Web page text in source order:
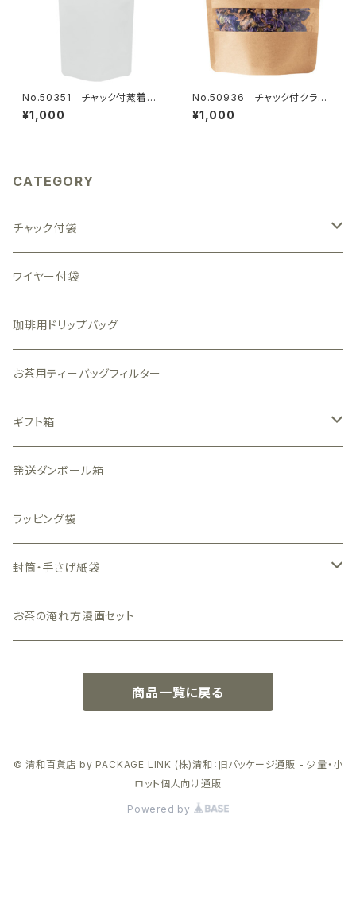
No.50351 チャック付蒸着ス
タンド袋 白 120×200mm 18
枚
¥1,000
No.50936 チャック付クラフ
トスタンド窓付 130×130mm
18枚
¥1,000
CATEGORY
チャック付袋
透明（中身が見える）袋
全面透明素材
透かし柄素材
一部窓付袋
クラフト
和風
アルミ・アルミ蒸着（中身が見えない）袋
銀色
金色
珈琲用ガス抜きバルブ付袋
ワイヤー付袋
珈琲用ドリップバッグ
お茶用ティーバッグフィルター
ギフト箱
透明箱
N式（フタと底が一体型）窓付
N式（フタと底が一体型）窓なし
小箱（手のひらサイズ）
発送ダンボール箱
ラッピング袋
封筒・手さげ紙袋
封筒
お茶の淹れ方漫画セット
商品一覧に戻る
© 清和百貨店 by PACKAGE LINK (株)清和：旧パッケージ通販 - 少量・小
ロット個人向け通販
Powered by